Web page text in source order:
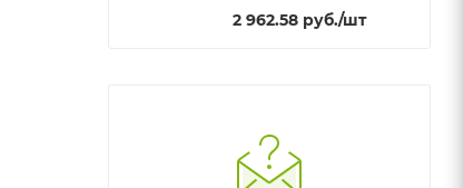
2 962.58 руб./шт